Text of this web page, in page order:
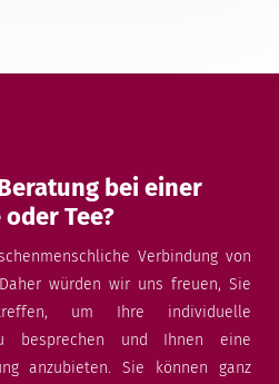
bei einer
Tee?
Verbindung von
würden wir uns freuen, Sie
um Ihre individuelle
besprechen und Ihnen eine
anzubieten. Sie können ganz